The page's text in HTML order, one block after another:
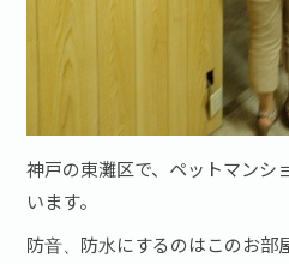
神戸の東灘区で、ペットマンシ
います。
防音、防水にするのはこのお部